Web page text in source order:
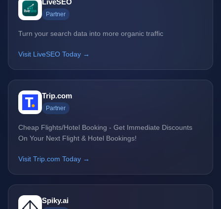
LiveSEO
Partner
Turn your search data into more organic traffic
Visit LiveSEO Today →
Trip.com
Partner
Cheap Flights/Hotel Booking - Get Immediate Discounts
On Your Next Flight & Hotel Bookings!
Visit Trip.com Today →
Spiky.ai